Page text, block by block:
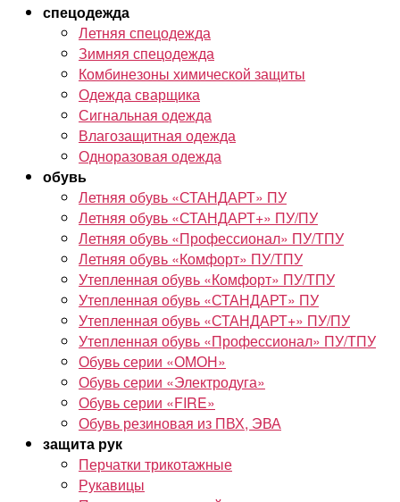
спецодежда
Летняя спецодежда
Зимняя спецодежда
Комбинезоны химической защиты
Одежда сварщика
Сигнальная одежда
Влагозащитная одежда
Одноразовая одежда
обувь
Летняя обувь «СТАНДАРТ» ПУ
Летняя обувь «СТАНДАРТ+» ПУ/ПУ
Летняя обувь «Профессионал» ПУ/ТПУ
Летняя обувь «Комфорт» ПУ/ТПУ
Утепленная обувь «Комфорт» ПУ/ТПУ
Утепленная обувь «СТАНДАРТ» ПУ
Утепленная обувь «СТАНДАРТ+» ПУ/ПУ
Утепленная обувь «Профессионал» ПУ/ТПУ
Обувь серии «ОМОН»
Обувь серии «Электродуга»
Обувь серии «FIRE»
Обувь резиновая из ПВХ, ЭВА
защита рук
Перчатки трикотажные
Рукавицы